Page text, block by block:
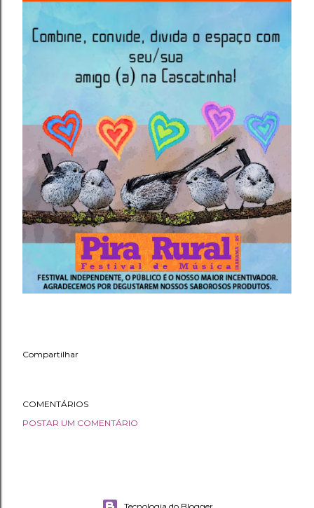
Compartilhar
COMENTÁRIOS
POSTAR UM COMENTÁRIO